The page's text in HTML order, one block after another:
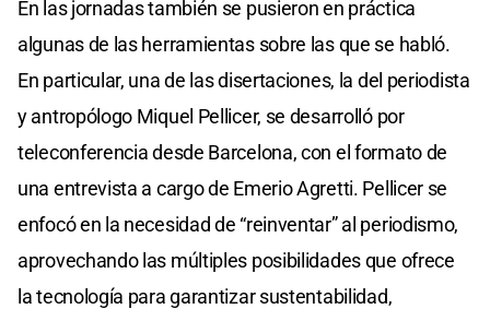
En las jornadas también se pusieron en práctica
algunas de las herramientas sobre las que se habló.
En particular, una de las disertaciones, la del periodista
y antropólogo Miquel Pellicer, se desarrolló por
teleconferencia desde Barcelona, con el formato de
una entrevista a cargo de Emerio Agretti. Pellicer se
enfocó en la necesidad de “reinventar” al periodismo,
aprovechando las múltiples posibilidades que ofrece
la tecnología para garantizar sustentabilidad,